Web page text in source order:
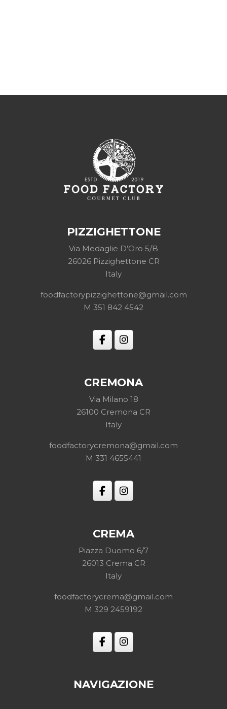
PIZZIGHETTONE
Via Medaglie D’Oro 5/B
26026 Pizzighettone CR
Italy
foodfactorypizzighettone@gmail.com
M 351 842 4542
CREMONA
Via Milano 18
26100 Cremona CR
Italy
foodfactorycremona@gmail.com
M 331 4655441
CREMA
Piazza Duomo 6/7
26013 Crema CR
Italy
foodfactorycrema@gmail.com
M 329 2459192
NAVIGAZIONE